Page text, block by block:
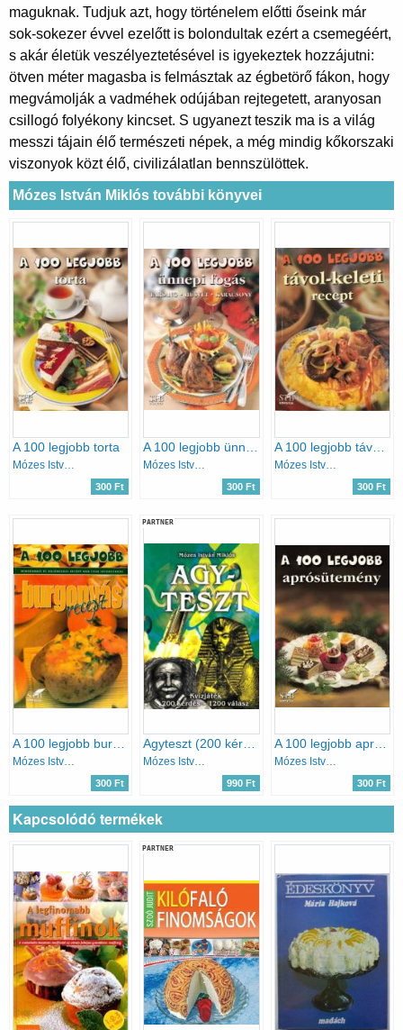
maguknak. Tudjuk azt, hogy történelem előtti őseink már
sok-sokezer évvel ezelőtt is bolondultak ezért a csemegéért,
s akár életük veszélyeztetésével is igyekeztek hozzájutni:
ötven méter magasba is felmásztak az égbetörő fákon, hogy
megvámolják a vadméhek odújában rejtegetett, aranyosan
csillogó folyékony kincset. S ugyanezt teszik ma is a világ
messzi tájain élő természeti népek, a még mindig kőkorszaki
viszonyok közt élő, civilizálatlan bennszülöttek.
Mózes István Miklós további könyvei
A 100 legjobb torta
300 Ft 300 Ft
A 100 legjobb távol-keleti recept
Mózes István Miklós
300 Ft
Mózes István Miklós
300 Ft
PARTNER
Mózes István Miklós
990 Ft
A 100 legjobb aprósütemény
Mózes István Miklós
300 Ft
Kapcsolódó termékek
PARTNER